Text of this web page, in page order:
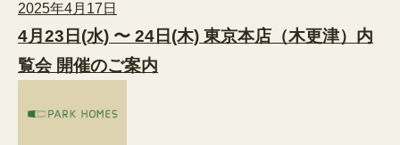
2025年4月17日
4月23日(水) 〜 24日(木) 東京本店（木更津）内
覧会 開催のご案内